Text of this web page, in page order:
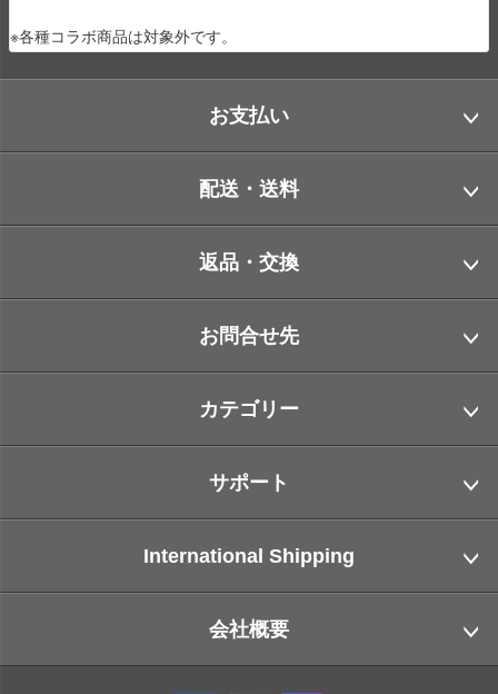
※各種コラボ商品は対象外です。
お支払い
配送・送料
返品・交換
お問合せ先
カテゴリー
サポート
International Shipping
会社概要